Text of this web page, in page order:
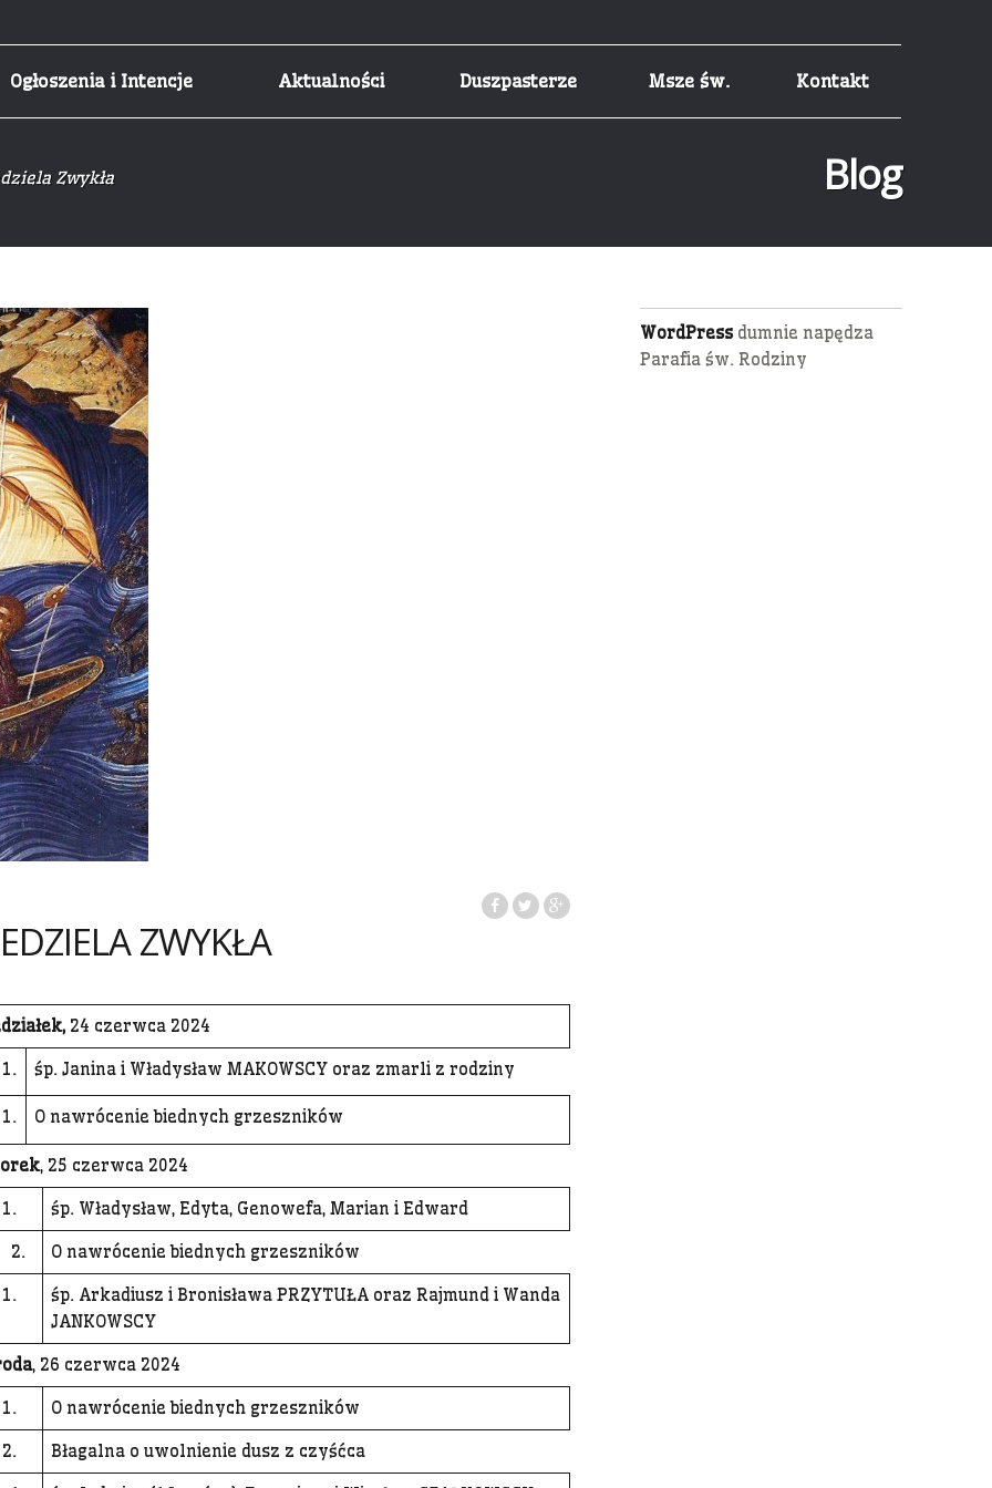
Ogłoszenia i Intencje Aktualności Duszpasterze Msze św. Kontakt
Zwykła Blog
ZWYKŁA
24 czerwca 2024
1. śp. Janina i Władysław MAKOWSCY oraz zmarli z rodziny
1. O nawrócenie biednych grzeszników
, 25 czerwca 2024
1. śp. Władysław, Edyta, Genowefa, Marian i Edward
2. O nawrócenie biednych grzeszników
1.
śp. Arkadiusz i Bronisława PRZYTUŁA oraz Rajmund i Wanda
JANKOWSCY
, 26 czerwca 2024
1. O nawrócenie biednych grzeszników
2. Błagalna o uwolnienie dusz z czyśćca
WordPress dumnie napędza
Parafia św. Rodziny